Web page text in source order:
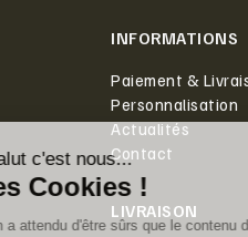
INFORMATIONS
Paiement &
Personnalisation
Actualités
Contact
LIVRAISON